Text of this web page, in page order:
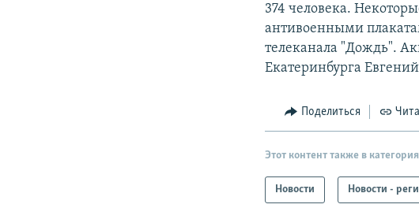
374 человека.
антивоенными
телеканала "Дождь".
Екатеринбурга
Поделиться
Этот контент также в
Новости Новости -